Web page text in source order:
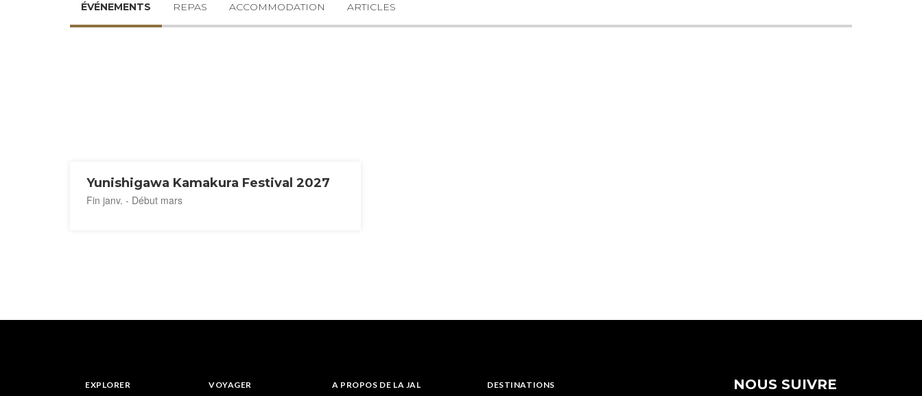
ÉVÉNEMENTS REPAS ACCOMMODATION ARTICLES
Yunishigawa Kamakura Festival 2027
Fin janv. - Début mars
EXPLORER VOYAGER A PROPOS DE LA JAL DESTINATIONS NOUS SUIVRE